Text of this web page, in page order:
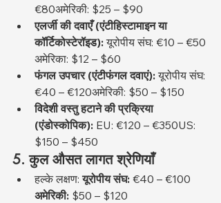
€80अमेरिकी: $25 – $90
एलर्जी की दवाएँ (एंटीहिस्टामाइन या
कॉर्टिकोस्टेरॉइड): यूरोपीय संघ: €10 – €50
अमेरिका: $12 – $60
फंगल उपचार (एंटीफंगल दवाएं): यूरोपीय संघ:
€40 – €120अमेरिकी: $50 – $150
विदेशी वस्तु हटाने की प्रक्रिया
(एंडोस्कोपिक): EU: €120 – €350US:
$150 – $450
5. कुल औसत लागत श्रेणियाँ
हल्के लक्षण: यूरोपीय संघ: €40 – €100
अमेरिकी: $50 – $120